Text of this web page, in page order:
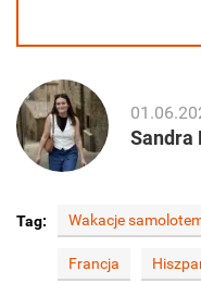
Sandra
Tag: Wakacje
Francja